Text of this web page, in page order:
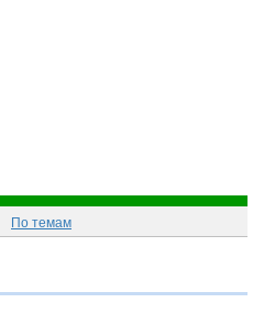
По темам